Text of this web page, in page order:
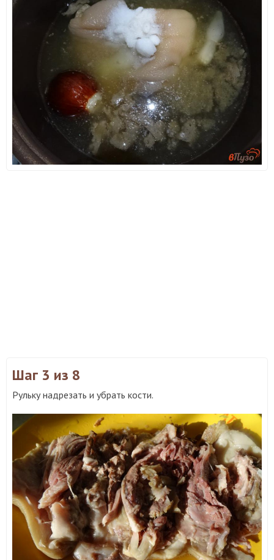
Шаг 3 из 8
Рульку надрезать и убрать кости.